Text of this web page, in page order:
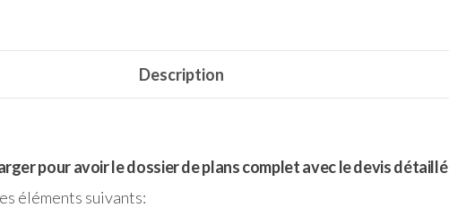
Description
pour avoir le dossier de plans complet avec le devis détaillé
éléments suivants: